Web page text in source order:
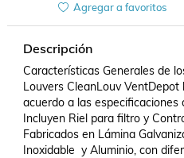
Agregar a favoritos
Descripción
Características Generales de
Louvers CleanLouv VentDepot
acuerdo a las especificaciones
Incluyen Riel para filtro y
Fabricados en Lámina
Inoxidable  y Aluminio, con